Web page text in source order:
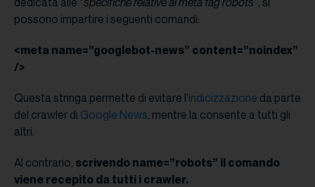
possono impartire i seguenti comandi:
<meta name=”googlebot-news” content=”noindex”
/>
Questa stringa permette di evitare l’indicizzazione da parte
del crawler di Google News, mentre la consente a tutti gli
altri.
Al contrario, scrivendo name=”robots” il comando
viene recepito da tutti i crawler.